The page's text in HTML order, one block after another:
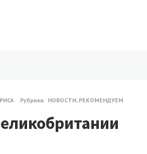
Рубрики: НОВОСТИ, РЕКОМЕНДУЕМ